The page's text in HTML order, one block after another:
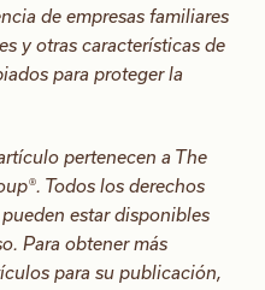
de empresas familiares
y otras características de
para proteger la
pertenecen a The
Todos los derechos
estar disponibles
Para obtener más
para su publicación,